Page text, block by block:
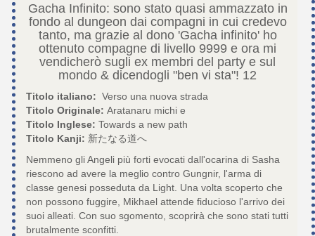
Gacha Infinito: sono stato quasi ammazzato in
fondo al dungeon dai compagni in cui credevo
tanto, ma grazie al dono 'Gacha infinito' ho
ottenuto compagne di livello 9999 e ora mi
vendicherò sugli ex membri del party e sul
mondo & dicendogli "ben vi sta"! 12
Titolo italiano: Verso una nuova strada
Titolo Originale: Aratanaru michi e
Titolo Inglese: Towards a new path
Titolo Kanji: 新たなる道へ
Nemmeno gli Angeli più forti evocati dall'ocarina di Sasha
riescono ad avere la meglio contro Gungnir, l'arma di
classe genesi posseduta da Light. Una volta scoperto che
non possono fuggire, Mikhael attende fiducioso l'arrivo dei
suoi alleati. Con suo sgomento, scoprirà che sono stati tutti
brutalmente sconfitti.